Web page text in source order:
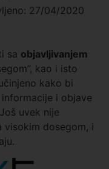
27/04/2020
sa objavljivanjem
kao i isto
kako bi
i objave
uvek nije
visokim dosegom, i